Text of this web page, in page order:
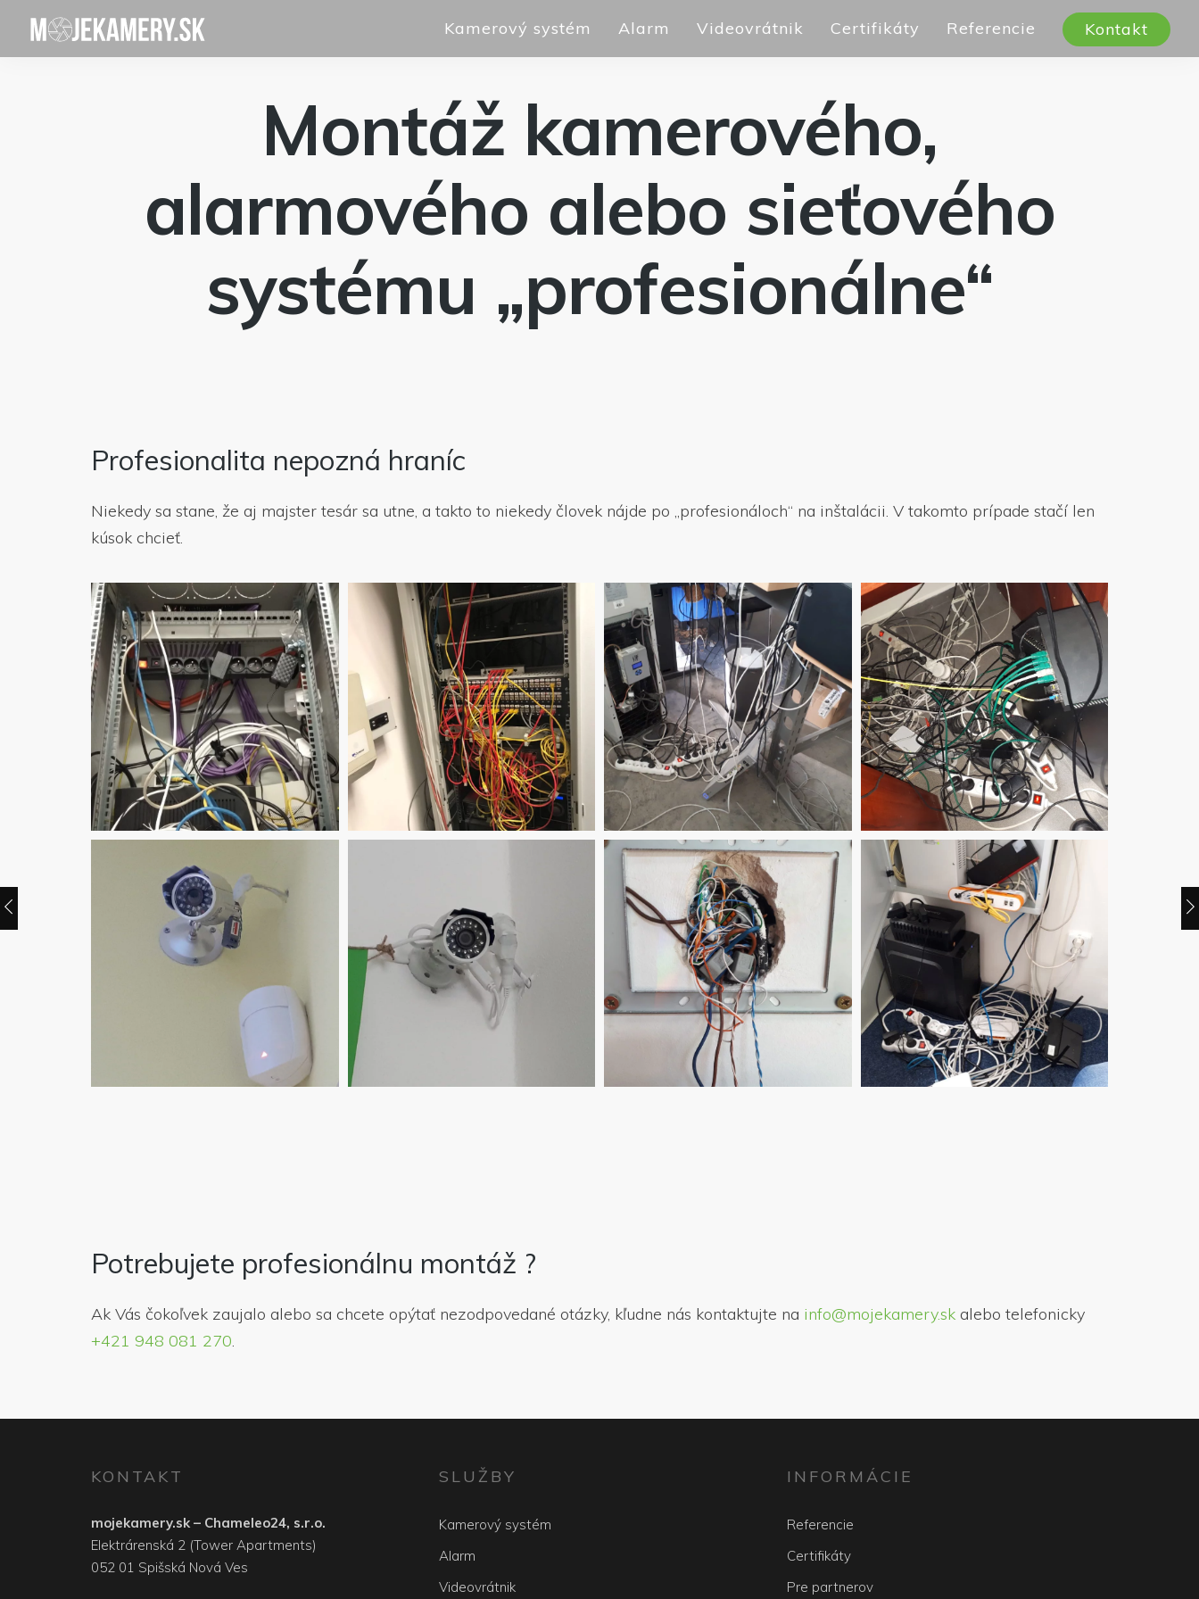
Kamerový systém Alarm Videovrátnik Certifikáty Referencie Kontakt
Montáž kamerového,
alarmového alebo sieťového
systému „profesionálne“
Profesionalita nepozná hraníc
Niekedy sa stane, že aj majster tesár sa utne, a takto to niekedy človek nájde po „profesionáloch“ na inštalácii. V takomto prípade stačí len
kúsok chcieť.
Potrebujete profesionálnu montáž ?
Ak Vás čokoľvek zaujalo alebo sa chcete opýtať nezodpovedané otázky, kľudne nás kontaktujte na info@mojekamery.sk alebo telefonicky
+421 948 081 270.
KONTAKT
mojekamery.sk – Chameleo24, s.r.o.
Elektrárenská 2 (Tower Apartments)
052 01 Spišská Nová Ves
SLUŽBY
Kamerový systém
Alarm
Videovrátnik
INFORMÁCIE
Referencie
Certifikáty
Pre partnerov